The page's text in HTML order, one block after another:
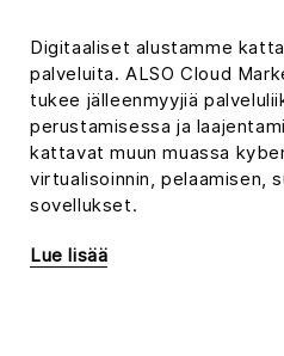
Digitaaliset alustamme
palveluita. ALSO Cloud
tukee jälleenmyyjiä
perustamisessa ja
kattavat muun muassa
virtualisoinnin, pelaamisen,
sovellukset.
Lue lisää